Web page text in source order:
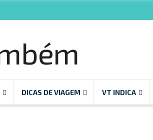
DICAS DE VIAGEM VT INDICA